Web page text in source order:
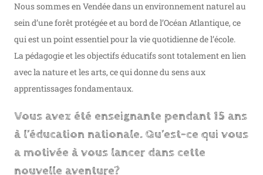
Nous sommes en Vendée dans un environnement naturel au
sein d’une forêt protégée et au bord de l’Océan Atlantique, ce
qui est un point essentiel pour la vie quotidienne de l’école.
La pédagogie et les objectifs éducatifs sont totalement en lien
avec la nature et les arts, ce qui donne du sens aux
apprentissages fondamentaux.
Vous avez été enseignante pendant 15 ans
à l’éducation nationale. Qu’est-ce qui vous
a motivée à vous lancer dans cette
nouvelle aventure?